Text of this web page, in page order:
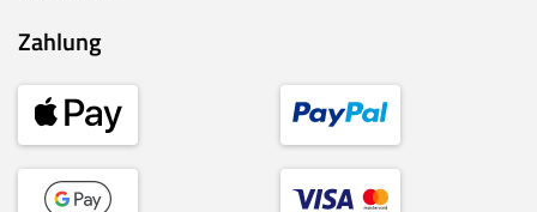
Zahlung